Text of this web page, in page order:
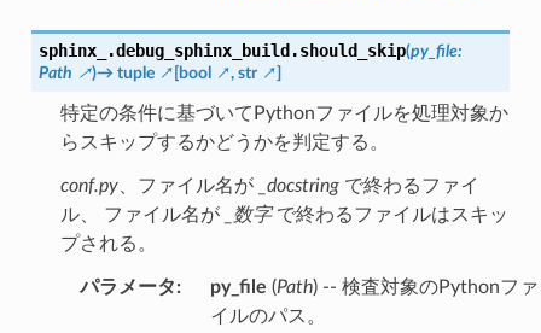
sphinx_.debug_sphinx_build.should_skip(py_file:
Path
)→ tuple [bool , str ]
特定の条件に基づいてPythonファイルを処理対象か
らスキップするかどうかを判定する。
conf.py、ファイル名が _docstringで終わるファイ
ル、 ファイル名が
_数字で終わるファイルはスキッ
プされる。
パラメータ: py_file (Path) -- 検査対象のPythonファ
イルのパス。